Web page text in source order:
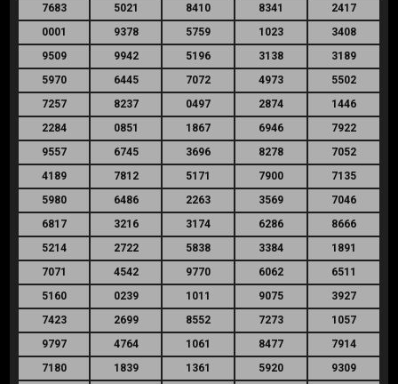
7683
5021 8410 8341
2417
0001
9378 5759 1023
3408
9509
9942 5196 3138
3189
5970
6445 7072 4973
5502
7257
8237 0497 2874
1446
2284
0851 1867 6946
7922
9557
6745 3696 8278
7052
4189
7812 5171 7900
7135
5980
6486 2263 3569
7046
6817
3216 3174 6286
8666
5214
2722 5838 3384
1891
7071
4542 9770 6062
6511
5160
0239 1011 9075
3927
7423
2699 8552 7273
1057
9797
4764 1061 8477
7914
7180
1839 1361 5920
9309